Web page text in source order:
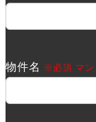
物件名 ※必須 マン